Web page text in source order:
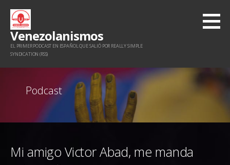
Saltar
contenido
Venezolanismos
EL PRIMER PODCAST EN ESPAÑOL QUE SALIÓ POR REALLY SIMPLE
SYNDICATION (RSS)
Podcast
Mi amigo Victor Abad, me manda